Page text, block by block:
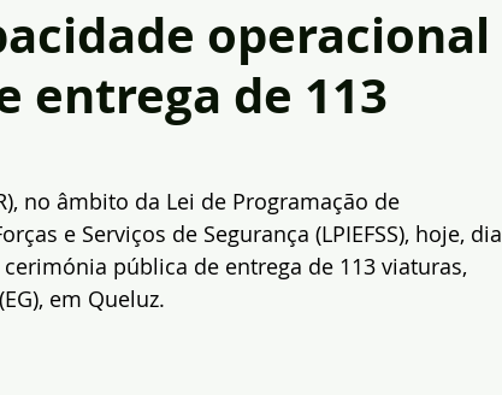
operacional
entrega de 113
no âmbito da Lei de Programação de
e Serviços de Segurança (LPIEFSS), hoje, dia
pública de entrega de 113 viaturas,
em Queluz.